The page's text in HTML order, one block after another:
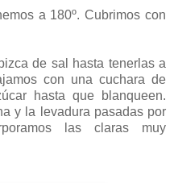
a 180º. Cubrimos con
de sal hasta tenerlas a
con una cuchara de
hasta que blanqueen.
y la levadura pasadas ​​por
las claras muy